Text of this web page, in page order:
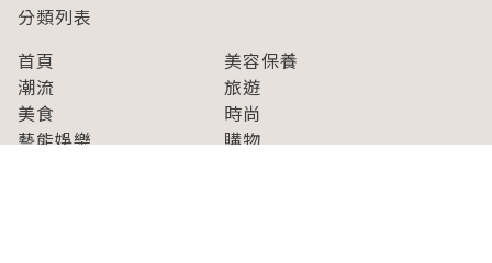
分類列表
首頁
美容保養
潮流
旅遊
美食
時尚
藝能娛樂
購物